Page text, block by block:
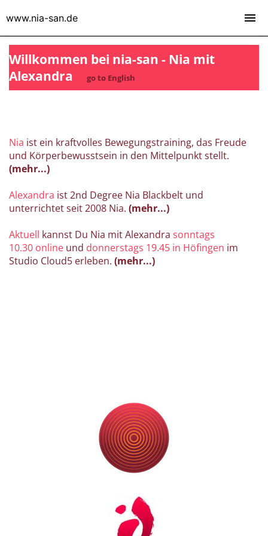
Willkommen bei nia-san - Nia mit
Alexandra
go to English
Nia ist ein kraftvolles Bewegungstraining, das Freude
und Körperbewusstsein in den Mittelpunkt stellt.
(mehr...)
Alexandra ist 2nd Degree Nia Blackbelt und
unterrichtet seit 2008 Nia. (mehr...)
Aktuell kannst Du Nia mit Alexandra sonntags
10.30 online und donnerstags 19.45 in Höfingen im
Studio Cloud5 erleben. (mehr...)
www.nia-san.de